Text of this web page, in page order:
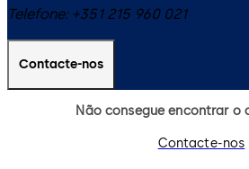
Telefone: +351 215 960 021
Contacte-nos
Não consegue encontrar o
Contacte-nos